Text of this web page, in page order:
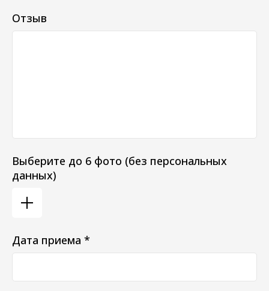
Отзыв
Выберите до 6 фото (без персональных
данных)
Дата приема *